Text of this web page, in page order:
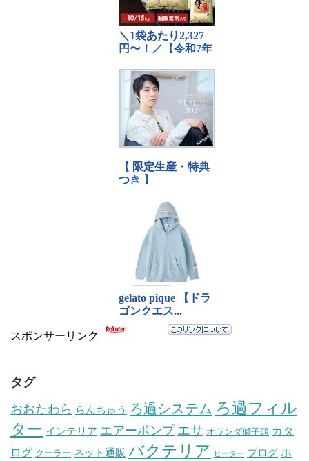
スポンサーリンク
タグ
おおたわら らんちゅう ろ過システム ろ過フィル
ター インテリア エアーポンプ エサ オランダ獅子頭 カタ
ログ クーラー ネット通販 バクテリア ヒーター ブログ ホ